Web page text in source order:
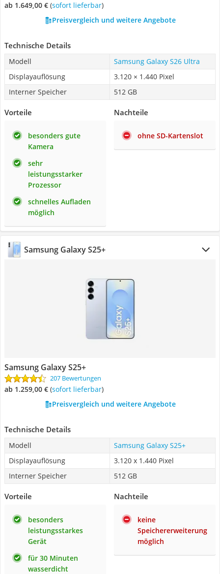
ab 1.649,00 € ( Sofort lieferbar)
Preisvergleich und weitere Angebote
Technische Details
Modell
Samsung Galaxy S26 Ultra
Displayauflösung
3.120 × 1.440 Pixel
Interner Speicher
512 GB
Vorteile
besonders gute
Kamera
sehr
leistungsstarker
Prozessor
schnelles Aufladen
möglich
Nachteile
ohne SD-Kartenslot
Samsung Galaxy S25+
Samsung Galaxy S25+
207 Bewertungen
ab 1.259,00 € ( Sofort lieferbar)
Preisvergleich und weitere Angebote
Technische Details
Modell
Samsung Galaxy S25+
Displayauflösung
3.120 x 1.440 Pixel
Interner Speicher
512 GB
Vorteile
besonders
leistungsstarkes
Gerät
für 30 Minuten
wasserdicht
Nachteile
keine
Speichererweiterung
möglich